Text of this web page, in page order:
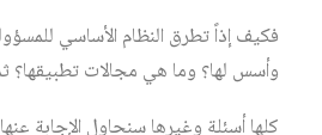
فكيف إذاً تطرق النظام الأساسي
وأسس لها؟ وما هي مجالات تطبيقها؟